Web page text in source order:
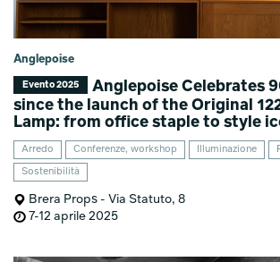
Anglepoise
Evento 2025
Anglepoise Celebrates
since the launch of the Original
Lamp: from office staple to style
Arredo Conferenze, workshop Illuminazione
Sostenibilità
Brera Props - Via Statuto, 8
7-12 aprile 2025